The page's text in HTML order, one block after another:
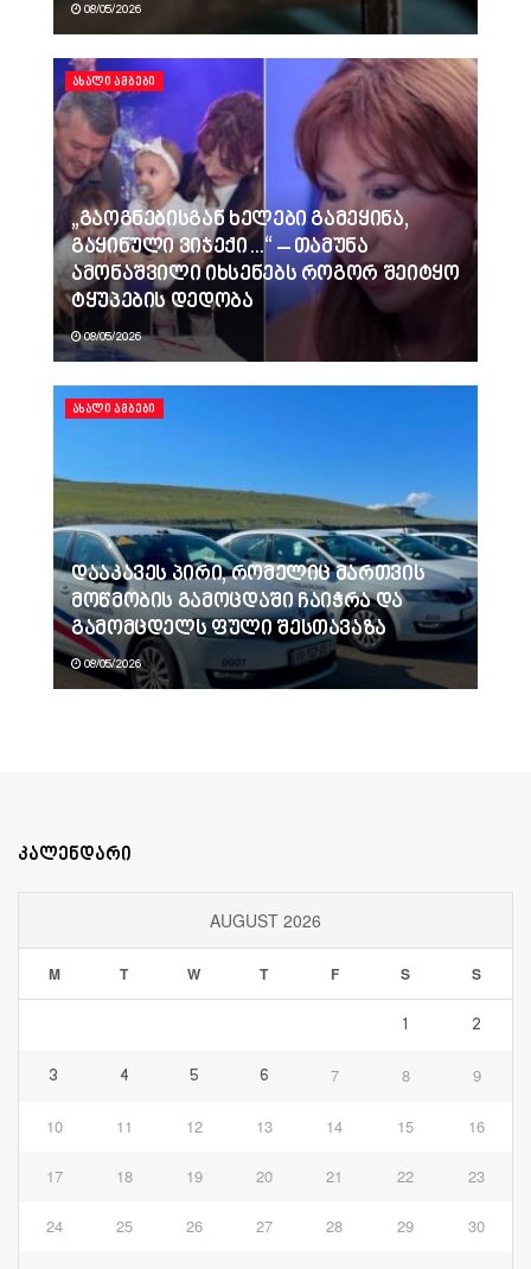
08/05/2026
ᲐᲮᲐᲚᲘ ᲐᲛᲑᲔᲑᲘ
„გაოგნებისგან ხელები გამეყინა,
გაყინული ვიჯექი…“ – თამუნა
ამონაშვილი იხსენებს როგორ შეიტყო
ტყუპების დედობა
08/05/2026
ᲐᲮᲐᲚᲘ ᲐᲛᲑᲔᲑᲘ
დააკავეს პირი, რომელიც მართვის
მოწმობის გამოცდაში ჩაიჭრა და
გამომცდელს ფული შესთავაზა
08/05/2026
კალენდარი
AUGUST 2026
M T W T F S S
1 2
3 4 5 6 7 8 9
10 11 12 13 14 15 16
17 18 19 20 21 22 23
24 25 26 27 28 29 30